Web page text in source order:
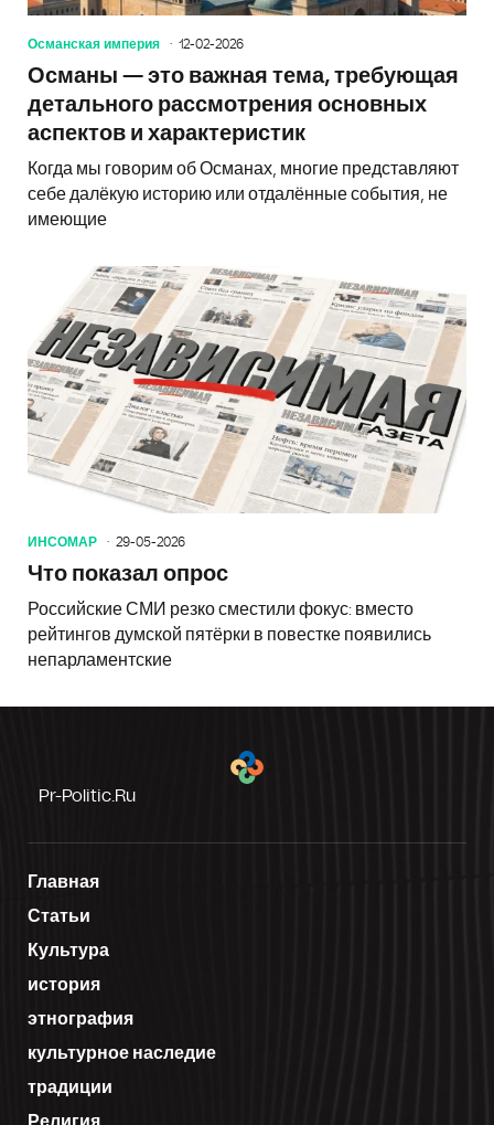
Османская империя 12-02-2026
Османы — это важная тема, требующая
детального рассмотрения основных
аспектов и характеристик
Когда мы говорим об Османах, многие представляют
себе далёкую историю или отдалённые события, не
имеющие
ИНСОМАР 29-05-2026
Что показал опрос
Российские СМИ резко сместили фокус: вместо
рейтингов думской пятёрки в повестке появились
непарламентские
Pr-Politic.ru
Главная
Статьи
Культура
история
этнография
культурное наследие
традиции
Религия